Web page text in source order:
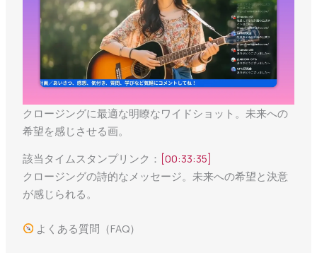
クロージングに最適な明瞭なワイドショット。未来への
希望を感じさせる画。
該当タイムスタンプリンク： [00:33:35]
クロージングの詩的なメッセージ。未来への希望と決意
が感じられる。
よくある質問（FAQ）